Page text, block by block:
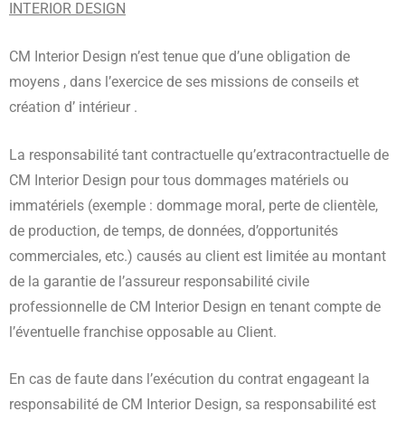
INTERIOR DESIGN
CM Interior Design n’est tenue que d’une obligation de
moyens , dans l’exercice de ses missions de conseils et
création d’ intérieur .
La responsabilité tant contractuelle qu’extracontractuelle de
CM Interior Design pour tous dommages matériels ou
immatériels (exemple : dommage moral, perte de clientèle,
de production, de temps, de données, d’opportunités
commerciales, etc.) causés au client est limitée au montant
de la garantie de l’assureur responsabilité civile
professionnelle de CM Interior Design en tenant compte de
l’éventuelle franchise opposable au Client.
En cas de faute dans l’exécution du contrat engageant la
responsabilité de CM Interior Design, sa responsabilité est